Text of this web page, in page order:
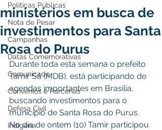
Políticas Públicas
Nota de Pesar
Campanhas
Datas Comemorativas
Comunicado
Convênios e Parcerias
Defesa Civil
Indígena
ministérios em busca de
investimentos para Santa
Rosa do Purus
Durante toda esta semana o prefeito
Tamir Sá (MDB), está participando de
agendas importantes em Brasilia,
buscando investimentos para o
município de Santa Rosa do Purus.
No dia de ontem (10) Tamir participou